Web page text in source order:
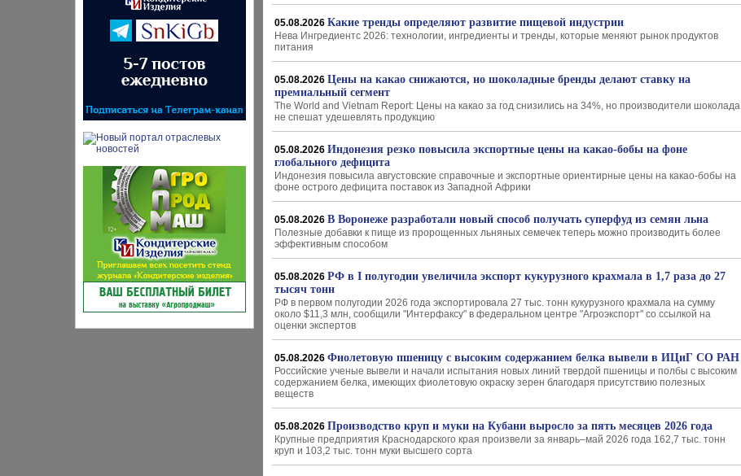
05.08.2026 Какие тренды определяют развитие пищевой индустрии
Нева Ингредиентс 2026: технологии, ингредиенты и тренды, которые меняют рынок продуктов
питания
05.08.2026 Цены на какао снижаются, но шоколадные бренды делают ставку на
премиальный сегмент
The World and Vietnam Report: Цены на какао за год снизились на 34%, но производители шоколада
не спешат удешевлять продукцию
05.08.2026 Индонезия резко повысила экспортные цены на какао-бобы на фоне
глобального дефицита
Индонезия повысила августовские справочные и экспортные ориентирные цены на какао-бобы на
фоне острого дефицита поставок из Западной Африки
05.08.2026 В Воронеже разработали новый способ получать суперфуд из семян льна
Полезные добавки к пище из пророщенных льняных семечек теперь можно производить более
эффективным способом
05.08.2026 РФ в I полугодии увеличила экспорт кукурузного крахмала в 1,7 раза до 27
тысяч тонн
РФ в первом полугодии 2026 года экспортировала 27 тыс. тонн кукурузного крахмала на сумму
около $11,3 млн, сообщили "Интерфаксу" в федеральном центре "Агроэкспорт" со ссылкой на
оценки экспертов
05.08.2026 Фиолетовую пшеницу с высоким содержанием белка вывели в ИЦиГ СО РАН
Российские ученые вывели и начали испытания новых линий твердой пшеницы и полбы с высоким
содержанием белка, имеющих фиолетовую окраску зерен благодаря присутствию полезных
веществ
05.08.2026 Производство круп и муки на Кубани выросло за пять месяцев 2026 года
Крупные предприятия Краснодарского края произвели за январь–май 2026 года 162,7 тыс. тонн
круп и 103,2 тыс. тонн муки высшего сорта